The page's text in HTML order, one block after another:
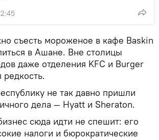
съесть мороженое в кафе Baskin
в Ашане. Вне столицы
даже отделения KFC и Burger
не так давно пришли
дела — Hyatt и Sheraton.
сюда идти не спешит: его
налоги и бюрократические